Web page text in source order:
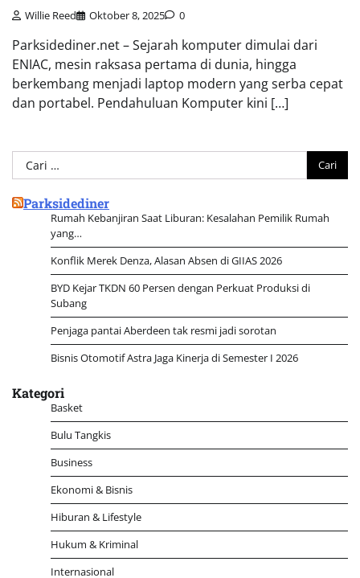
Willie Reed Oktober 8, 2025 0
Parksidediner.net – Sejarah komputer dimulai dari
ENIAC, mesin raksasa pertama di dunia, hingga
berkembang menjadi laptop modern yang serba cepat
dan portabel. Pendahuluan Komputer kini […]
Cari
untuk:
Parksidediner
Rumah Kebanjiran Saat Liburan: Kesalahan Pemilik Rumah
yang…
Konflik Merek Denza, Alasan Absen di GIIAS 2026
BYD Kejar TKDN 60 Persen dengan Perkuat Produksi di
Subang
Penjaga pantai Aberdeen tak resmi jadi sorotan
Bisnis Otomotif Astra Jaga Kinerja di Semester I 2026
Kategori
Basket
Bulu Tangkis
Business
Ekonomi & Bisnis
Hiburan & Lifestyle
Hukum & Kriminal
Internasional